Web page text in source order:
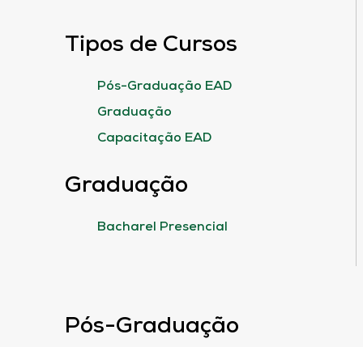
Tipos de Cursos
Pós-Graduação EAD
Graduação
Capacitação EAD
Graduação
Bacharel Presencial
Pós-Graduação